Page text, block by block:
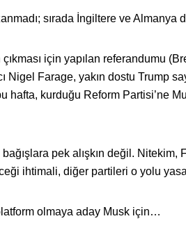
sırada İngiltere ve Almanya
için yapılan referandumu
Nigel Farage, yakın dostu Trump
hafta, kurduğu Reform Partisi’ne
pek alışkın değil. Nitekim,
ihtimali, diğer partileri o yolu
olmaya aday Musk için…